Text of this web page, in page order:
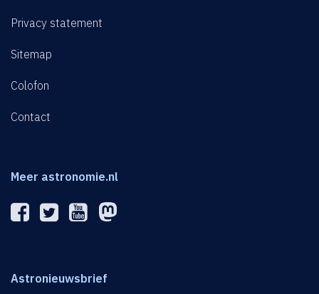
Privacy statement
Sitemap
Colofon
Contact
Meer astronomie.nl
Astronieuwsbrief